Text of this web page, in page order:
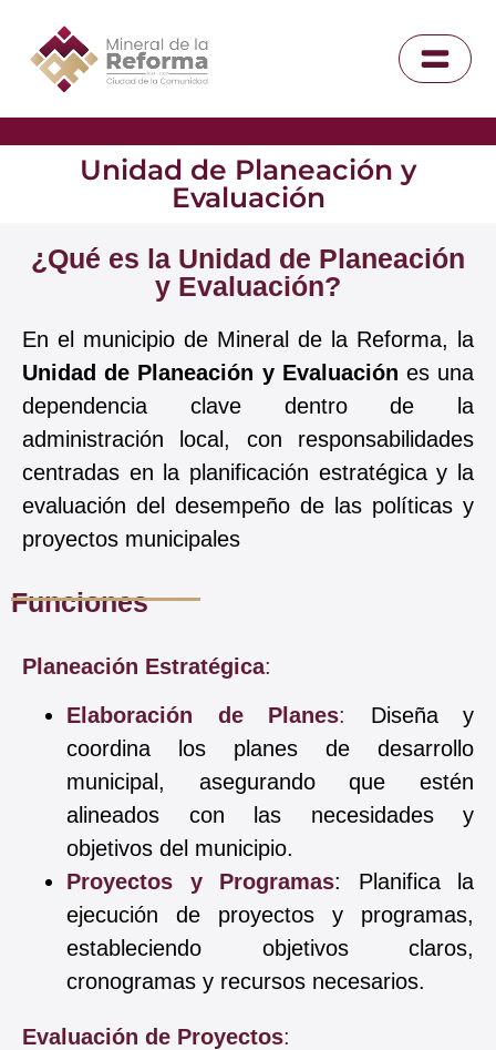
Unidad de Planeación y
Evaluación
¿Qué es la Unidad de Planeación
y Evaluación?
En el municipio de Mineral de la Reforma, la
Unidad de Planeación y Evaluación es una
dependencia clave dentro de la
administración local, con responsabilidades
centradas en la planificación estratégica y la
evaluación del desempeño de las políticas y
proyectos municipales
Funciones
Planeación Estratégica:
Elaboración de Planes: Diseña y
coordina los planes de desarrollo
municipal, asegurando que estén
alineados con las necesidades y
objetivos del municipio.
Proyectos y Programas: Planifica la
ejecución de proyectos y programas,
estableciendo objetivos claros,
cronogramas y recursos necesarios.
Evaluación de Proyectos: